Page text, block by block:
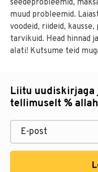
seedeprobleemid,
muud probleemid.
voodeid, riideid,
tarvikuid. Head hinnad
alati! Kutsume teid
Liitu uudiskirjaga
tellimuselt %